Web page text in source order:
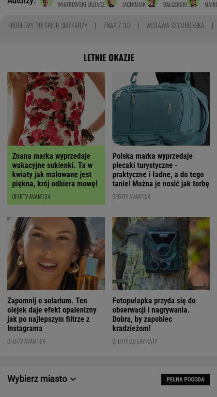
WIATROWSKI-BUJACZ
JACHIMIAK
BALCERSKI
PROBLEMY POLSKICH SIATKARZY ZNAK Z '30' WISŁAWA SZYMBORSKA
LETNIE OKAZJE
Znana marka wyprzedaje
wakacyjne sukienki. Ta w
kwiaty jak malowane jest
piękna, krój odbiera mowę!
OFERTY AVANTI24
Polska marka wyprzedaje
plecaki turystyczne -
praktyczne i ładne, a do tego
tanie! Można je nosić jak torbę
OFERTY AVANTI24
Zapomnij o solarium. Ten
olejek daje efekt opalenizny
jak po najlepszym filtrze z
Instagrama
OFERTY AVANTI24
Fotopułapka przyda się do
obserwacji i nagrywania.
Dobra, by zapobiec
kradzieżom!
OFERTY CZTERY KĄTY
Wybierz miasto PEŁNA POGODA